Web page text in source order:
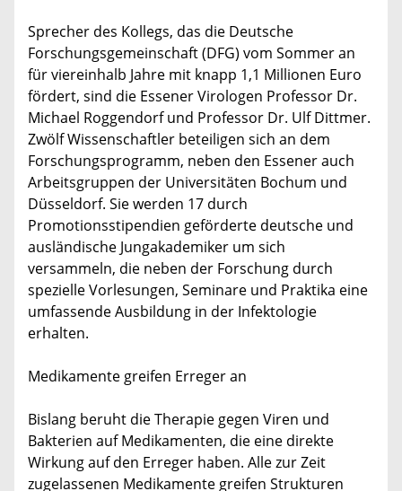
Sprecher des Kollegs, das die Deutsche
Forschungsgemeinschaft (DFG) vom Sommer an
für viereinhalb Jahre mit knapp 1,1 Millionen Euro
fördert, sind die Essener Virologen Professor Dr.
Michael Roggendorf und Professor Dr. Ulf Dittmer.
Zwölf Wissenschaftler beteiligen sich an dem
Forschungsprogramm, neben den Essener auch
Arbeitsgruppen der Universitäten Bochum und
Düsseldorf. Sie werden 17 durch
Promotionsstipendien geförderte deutsche und
ausländische Jungakademiker um sich
versammeln, die neben der Forschung durch
spezielle Vorlesungen, Seminare und Praktika eine
umfassende Ausbildung in der Infektologie
erhalten.
Medikamente greifen Erreger an
Bislang beruht die Therapie gegen Viren und
Bakterien auf Medikamenten, die eine direkte
Wirkung auf den Erreger haben. Alle zur Zeit
zugelassenen Medikamente greifen Strukturen